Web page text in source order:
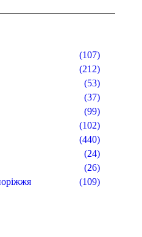
(107)
(212)
(53)
(37)
(99)
(102)
(440)
(24)
(26)
(109)